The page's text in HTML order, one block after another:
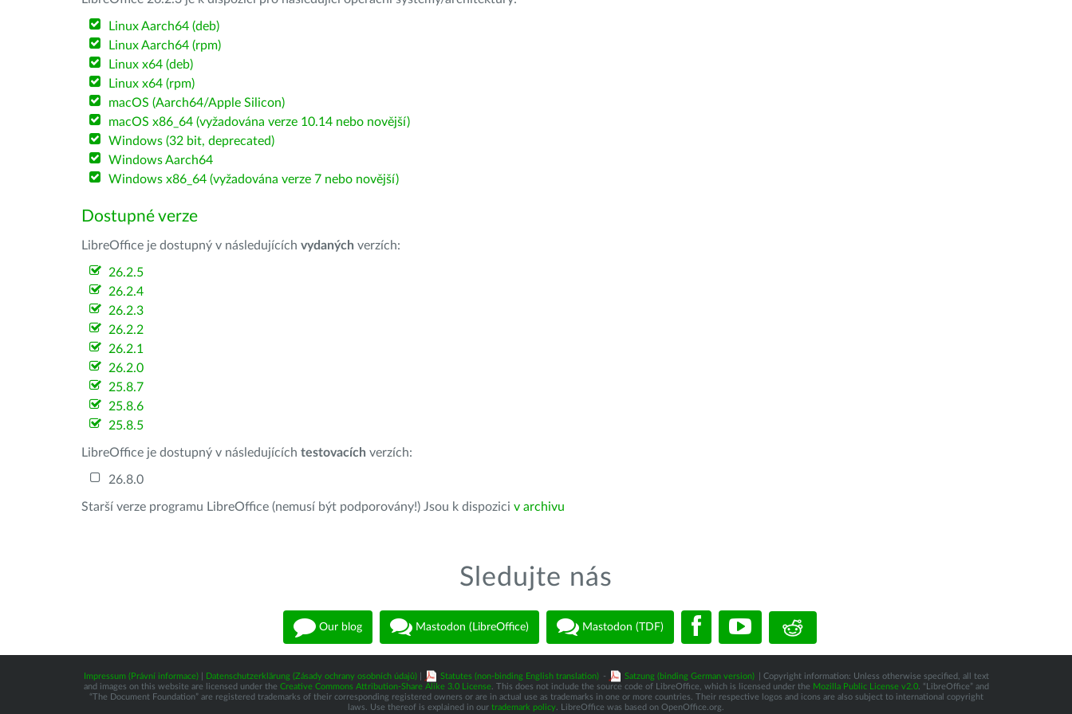
Linux Aarch64 (deb)
Linux Aarch64 (rpm)
Linux x64 (deb)
Linux x64 (rpm)
macOS (Aarch64/Apple Silicon)
macOS x86_64 (vyžadována verze 10.14 nebo novější)
Windows (32 bit, deprecated)
Windows Aarch64
Windows x86_64 (vyžadována verze 7 nebo novější)
Dostupné verze
LibreOffice je dostupný v následujících vydaných verzích:
26.2.5
26.2.4
26.2.3
26.2.2
26.2.1
26.2.0
25.8.7
25.8.6
25.8.5
LibreOffice je dostupný v následujících testovacích verzích:
26.8.0
Starší verze programu LibreOffice (nemusí být podporovány!) Jsou k dispozici v archivu
Sledujte nás
Our blog Mastodon (LibreOffice) Mastodon (TDF)
Impressum (Právní informace)| Datenschutzerklärung (Zásady ochrany osobních údajů)| Statutes (non-binding English translation) - Satzung (binding German version)
| Copyright information: Unless otherwise specified, all text
and images on this website are licensed under the Creative Commons Attribution-Share Alike 3.0 License. This does not include the source code of LibreOffice, which is licensed under the Mozilla Public License v2.0. “LibreOffice” and
“The Document Foundation” are registered trademarks of their corresponding registered owners or are in actual use as trademarks in one or more countries. Their respective logos and icons are also subject to international copyright
laws. Use thereof is explained in our trademark policy . LibreOffice was based on OpenOffice.org.